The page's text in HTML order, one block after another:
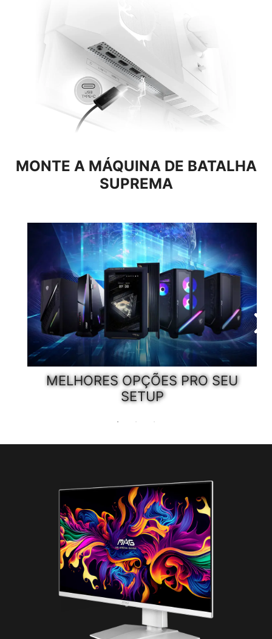
HDMI™ 2.0 (4K@60Hz)
18 Gbps
HDMI™ 2.1 (4K@240Hz)
48 Gbps
A largura de banda total de até 48Gbps oferece suporte
a VRR e garante compatibilidade perfeita com consoles
MONTE A MÁQUINA DE BATALHA
SUPREMA
MELHORES OPÇÕES PRO SEU
SETUP